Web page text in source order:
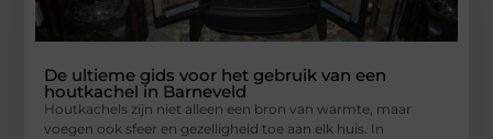
De ultieme gids voor het gebruik van een
houtkachel in Barneveld
Houtkachels zijn niet alleen een bron van warmte, maar
voegen ook sfeer en gezelligheid toe aan elk huis. In